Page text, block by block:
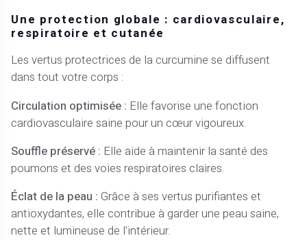
Une protection globale : cardiovasculaire,
respiratoire et cutanée
Les vertus protectrices de la curcumine se diffusent
dans tout votre corps :
Circulation optimisée : Elle favorise une fonction
cardiovasculaire saine pour un cœur vigoureux.
Souffle préservé : Elle aide à maintenir la santé des
poumons et des voies respiratoires claires.
Éclat de la peau : Grâce à ses vertus purifiantes et
antioxydantes, elle contribue à garder une peau saine,
nette et lumineuse de l'intérieur.